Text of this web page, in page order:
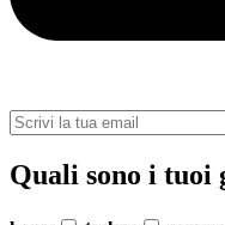
Quali sono i tuoi